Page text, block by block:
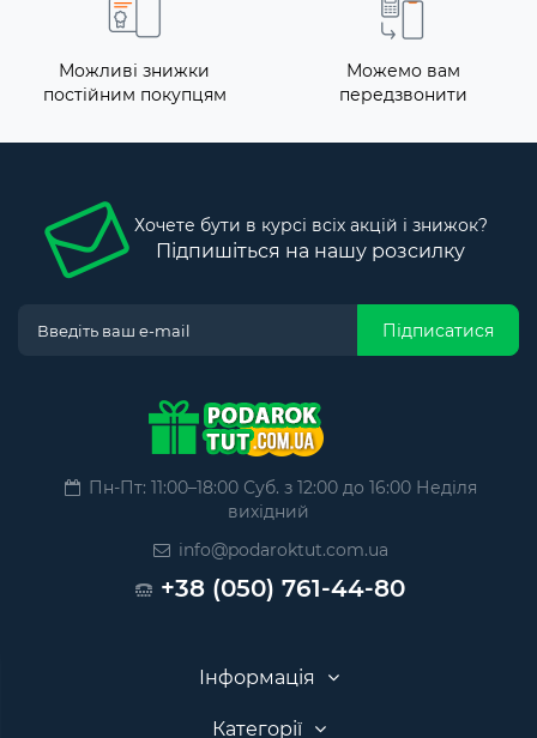
Можливі знижки
постійним покупцям
Можемо вам
передзвонити
Хочете бути в курсі всіх акцій і знижок?
Підпишіться на нашу розсилку
Підписатися
Пн-Пт: 11:00–18:00 Суб. з 12:00 до 16:00 Неділя
вихідний
info@podaroktut.com.ua
+38 (050) 761-44-80
Інформація
Категорії